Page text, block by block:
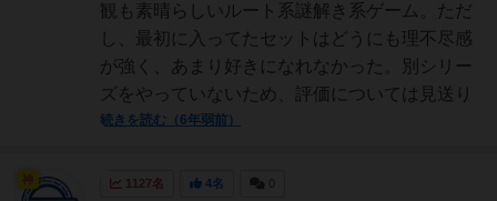
観も素晴らしいルート系謎解き系ゲーム。ただ
し、最初に入ってたセットはどうにも理不尽感
が強く、あまり好きになれなかった。別シリー
ズをやっていないため、評価については見送り
続きを読む（6年弱前）
1127名 4名